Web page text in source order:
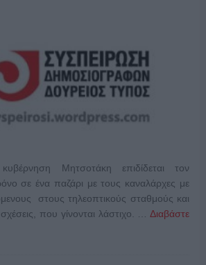
Μητσοτάκη επιδίδεται τον
σε ένα παζάρι με τους καναλάρχες με
στους τηλεοπτικούς σταθμούς και
σχέσεις, που γίνονται λάστιχο. …Διαβάστε